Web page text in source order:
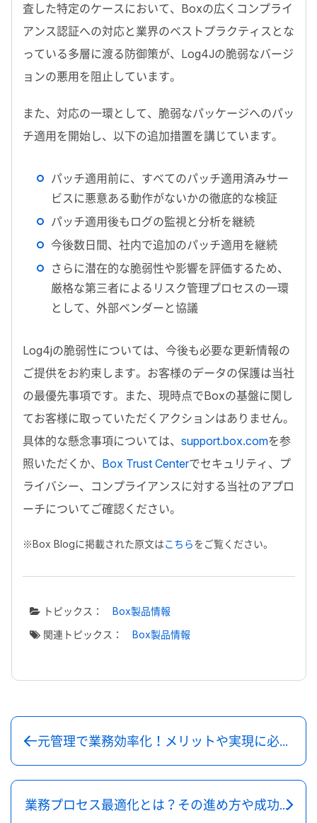
査した特定のケースにおいて、Boxの広くコンプライ
アンス認証への対応と業界のベストプラクティスとな
っている多層に渡る防御策が、Log4Jの脆弱なバージ
ョンの悪用を阻止しています。
また、対応の一環として、脆弱なパッケージへのパッ
チ適用を開始し、以下の追加措置を講じています。
パッチ適用前に、すべてのパッチ適用済みサー
ビスに悪意ある動作がないかの徹底的な検証
パッチ適用後もログの監視と分析を継続
今後数日間、社内で追加のパッチ適用を継続
さらに潜在的な脆弱性や影響を評価するため、
厳格な第三者によるリスク管理プロセスの一環
として、外部ベンダーと協議
Log4jの脆弱性については、今後も必要な更新情報の
ご提供をお約束します。お客様のデータの保護は当社
の最優先事項です。また、現時点でBoxの基盤に関し
てお客様に取っていただくアクションはありません。
具体的な懸念事項については、 support.box.comを参
照いただくか、 Box Trust Centerでセキュリティ、プ
ライバシー、コンプライアンスに対する当社のアプロ
ーチについてご確認ください。
※Box Blogに掲載された原文はこちらをご覧ください。
トピックス：
Box製品情報
関連トピックス：
Box製品情報
一元管理で業務効率化！メリットや実現に必要なものを解説
業務プロセス最適化とは？その進め方や成功のポイント